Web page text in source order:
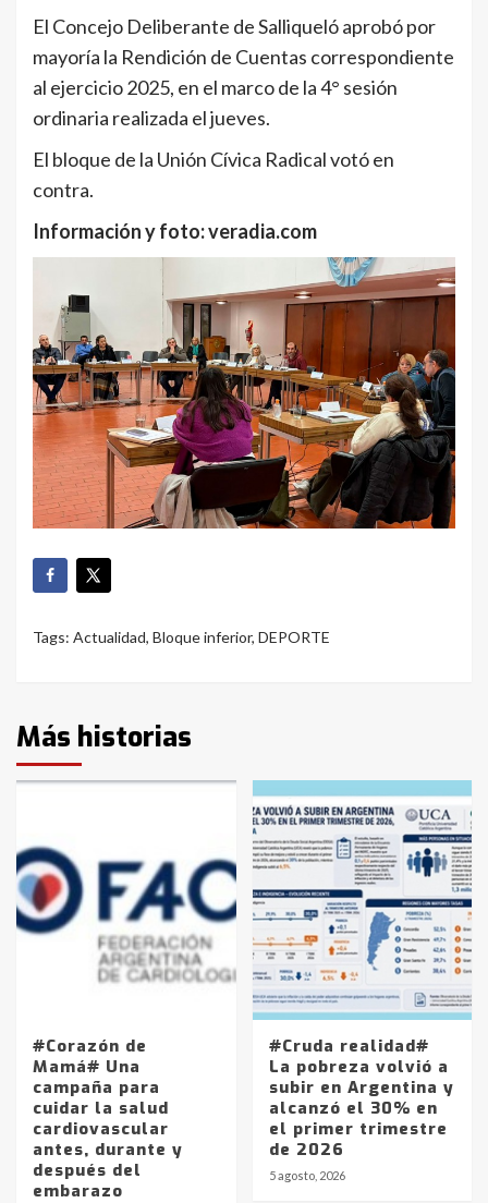
El Concejo Deliberante de Salliqueló aprobó por
mayoría la Rendición de Cuentas correspondiente
al ejercicio 2025, en el marco de la 4° sesión
ordinaria realizada el jueves.
El bloque de la Unión Cívica Radical votó en
contra.
Información y foto: veradia.com
Tags: Actualidad, Bloque inferior, DEPORTE
Más historias
#Corazón de
Mamá# Una
campaña para
cuidar la salud
cardiovascular
antes, durante y
después del
embarazo
#Cruda realidad#
La pobreza volvió a
subir en Argentina y
alcanzó el 30% en
el primer trimestre
de 2026
5 agosto, 2026